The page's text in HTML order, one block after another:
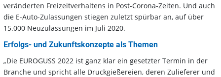
veränderten Freizeitverhaltens in Post-Corona-Zeiten. Und auch
die E-Auto-Zulassungen stiegen zuletzt spürbar an, auf über
15.000 Neuzulassungen im Juli 2020.
Erfolgs- und Zukunftskonzepte als Themen
„Die EUROGUSS 2022 ist ganz klar ein gesetzter Termin in der
Branche und spricht alle Druckgießereien, deren Zulieferer und